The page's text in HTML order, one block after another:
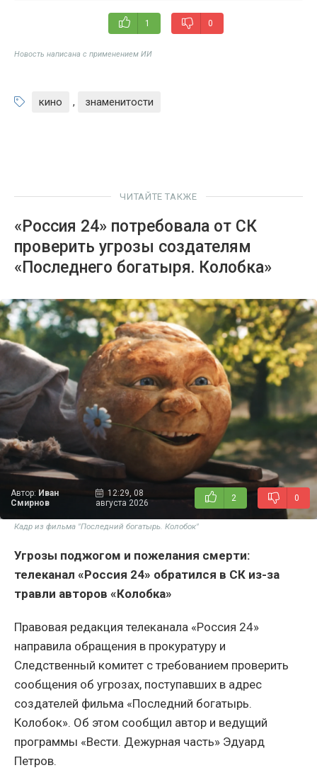
1 0
Новость написана с применением ИИ
кино , знаменитости
ЧИТАЙТЕ ТАКЖЕ
«Россия 24» потребовала от СК
проверить угрозы создателям
«Последнего богатыря. Колобка»
Автор: Иван
Смирнов
12:29, 08
августа 2026
2 0
Кадр из фильма "Последний богатырь. Колобок"
Угрозы поджогом и пожелания смерти:
телеканал «Россия 24» обратился в СК из-за
травли авторов «Колобка»
Правовая редакция телеканала «Россия 24»
направила обращения в прокуратуру и
Следственный комитет с требованием проверить
сообщения об угрозах, поступавших в адрес
создателей фильма «Последний богатырь.
Колобок». Об этом сообщил автор и ведущий
программы «Вести. Дежурная часть» Эдуард
Петров.